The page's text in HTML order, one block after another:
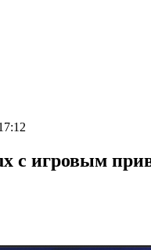
с игровым